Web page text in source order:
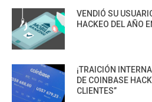
VENDIÓ SU
HACKEO DEL AÑO
¡TRAICIÓN
DE COINBASE
CLIENTES”